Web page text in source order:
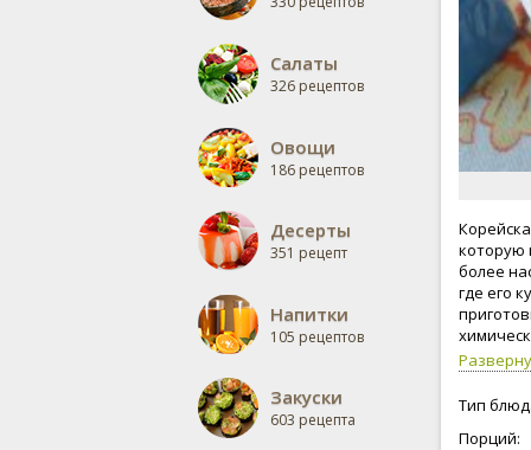
Салаты
326 рецептов
Овощи
186 рецептов
Десерты
351 рецепт
Напитки
105 рецептов
Закуски
603 рецепта
которую
более
где его
Тип
Порций: